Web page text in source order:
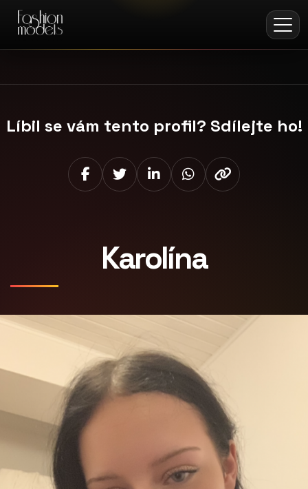
Karolína
Líbil se vám tento profil? Sdílejte ho!